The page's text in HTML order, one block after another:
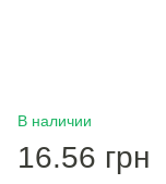
В наличии
16.56 грн